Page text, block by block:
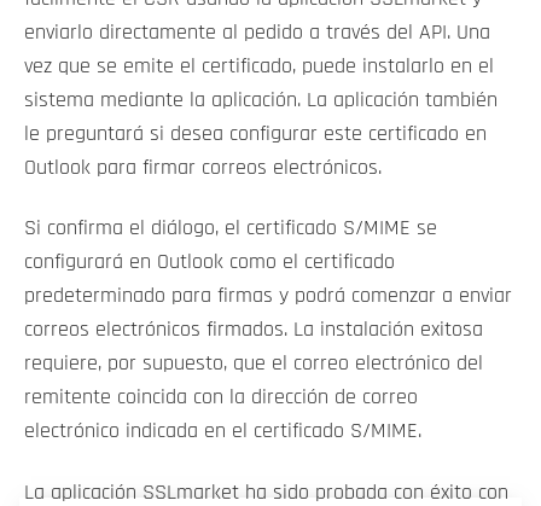
enviarlo directamente al pedido a través del API. Una
vez que se emite el certificado, puede instalarlo en el
sistema mediante la aplicación. La aplicación también
le preguntará si desea configurar este certificado en
Outlook para firmar correos electrónicos.
Si confirma el diálogo, el certificado S/MIME se
configurará en Outlook como el certificado
predeterminado para firmas y podrá comenzar a enviar
correos electrónicos firmados. La instalación exitosa
requiere, por supuesto, que el correo electrónico del
remitente coincida con la dirección de correo
electrónico indicada en el certificado S/MIME.
La aplicación SSLmarket ha sido probada con éxito con